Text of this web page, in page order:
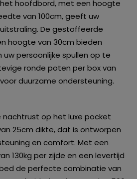
hoofdbord, met een hoogte
van 100cm, geeft uw
De gestoffeerde
hoogte van 30cm bieden
persoonlijke spullen op te
ronde poten per box van
duurzame ondersteuning.
nachtrust op het luxe pocket
25cm dikte, dat is ontworpen
en comfort. Met een
130kg per zijde en een levertijd
de perfecte combinatie van